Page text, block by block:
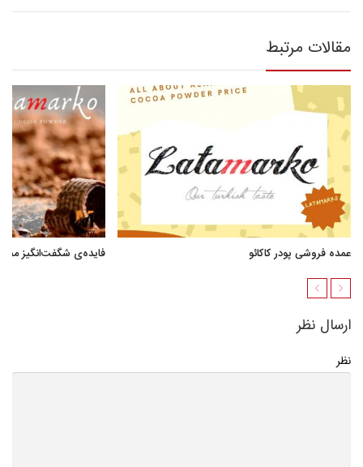
مقالات مرتبط
عمده فروشی پودر کاکائو فایده‌ی شگفت‌انگیز
ارسال نظر
نظر